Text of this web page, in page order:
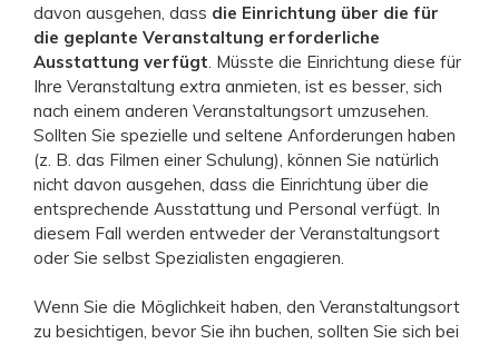
davon ausgehen, dass die Einrichtung über die für
die geplante Veranstaltung erforderliche
Ausstattung verfügt . Müsste die Einrichtung diese für
Ihre Veranstaltung extra anmieten, ist es besser, sich
nach einem anderen Veranstaltungsort umzusehen.
Sollten Sie spezielle und seltene Anforderungen haben
(z. B. das Filmen einer Schulung), können Sie natürlich
nicht davon ausgehen, dass die Einrichtung über die
entsprechende Ausstattung und Personal verfügt. In
diesem Fall werden entweder der Veranstaltungsort
oder Sie selbst Spezialisten engagieren.
Wenn Sie die Möglichkeit haben, den Veranstaltungsort
zu besichtigen, bevor Sie ihn buchen, sollten Sie sich bei